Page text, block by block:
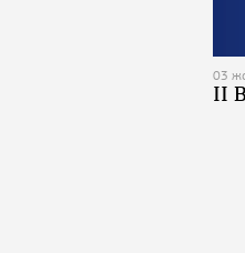
03
II